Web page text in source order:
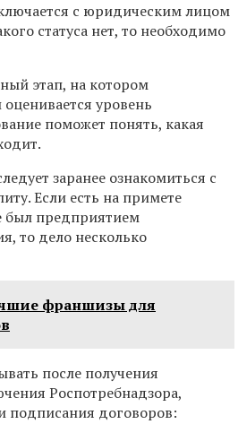
с юридическим лицом
статуса нет, то необходимо
этап, на котором
уровень
поможет понять, какая
заранее ознакомиться с
Если есть на примете
был предприятием
то дело несколько
франшизы для
после получения
Роспотребнадзора,
подписания договоров: